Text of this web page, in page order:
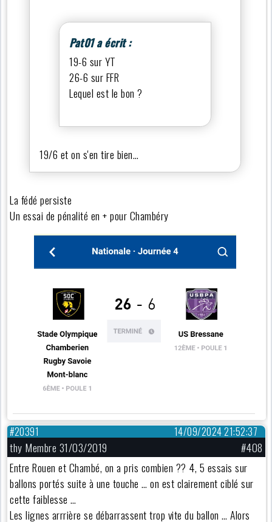
Pat01 a écrit :
19-6 sur YT
26-6 sur FFR
Lequel est le bon ?
19/6 et on s'en tire bien…
La fédé persiste
Un essai de pénalité en + pour Chambéry
14/09/2024 21:52:37
#20391
thy Membre 31/03/2019
#408
Entre Rouen et Chambé, on a pris combien ?? 4, 5 essais sur
ballons portés suite à une touche … on est clairement ciblé sur
cette faiblesse …
Les lignes arrrière se débarrassent trop vite du ballon … Alors